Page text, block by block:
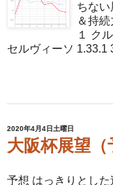
ちな
＆持
１ ク
セルヴィーソ 1.33.1
2020年4月4日土曜日
大阪杯展望（
予想 はっきりとし